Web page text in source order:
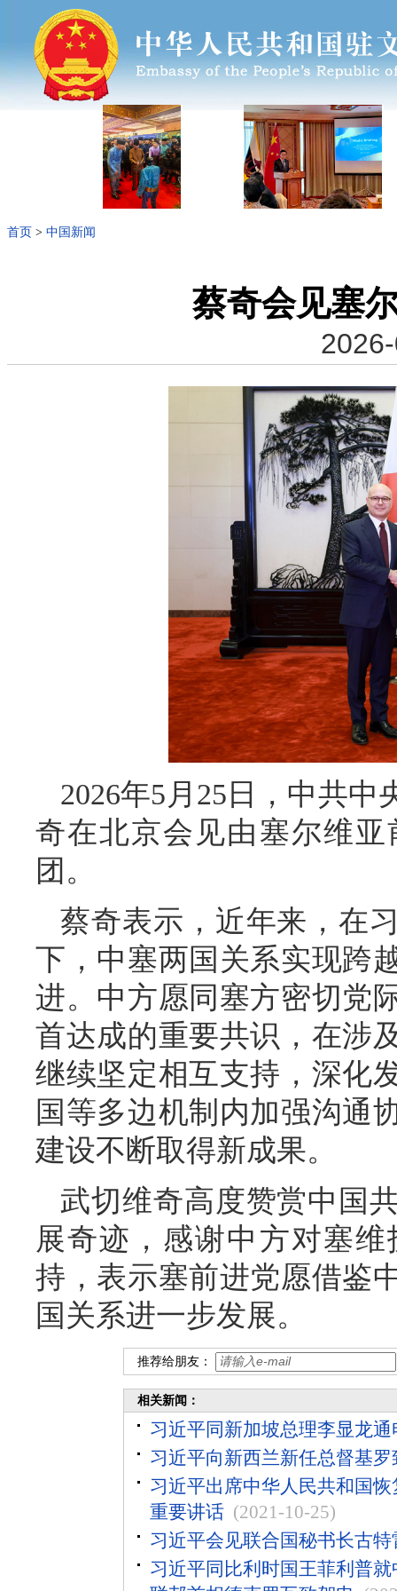
首页 > 中国新闻
蔡奇会见塞
2026年5月25日，中共
奇在北京会见由塞尔维
团。
蔡奇表示，近年来，在
下，中塞两国关系实现跨
进。中方愿同塞方密切党
首达成的重要共识，在涉
继续坚定相互支持，深化
国等多边机制内加强沟通
建设不断取得新成果。
武切维奇高度赞赏中国
展奇迹，感谢中方对塞
持，表示塞前进党愿借鉴
国关系进一步发展。
推荐给朋友：
相关新闻：
习近平同新加坡总理李显龙通
习近平向新西兰新任总督基罗
习近平出席中华人民共和国
重要讲话 (2021-10-25)
习近平会见联合国秘书长古特
习近平同比利时国王菲利普